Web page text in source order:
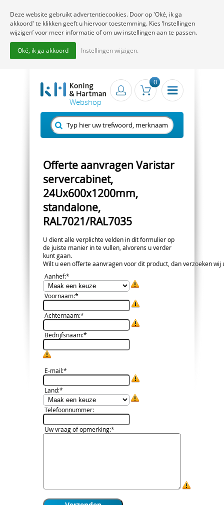
0
Offerte aanvragen Varistar
servercabinet,
24Ux600x1200mm,
standalone,
RAL7021/RAL7035
U dient alle verplichte velden in dit formulier op
de juiste manier in te vullen, alvorens u verder
kunt gaan.
Wilt u een offerte aanvragen voor dit product, dan verzoeken
Aanhef:*
Voornaam:*
Achternaam:*
Bedrijfsnaam:*
E-mail:*
Land:*
Telefoonnummer:
Uw vraag of opmerking:*
Deze website gebruikt advertentiecookies. Door op 'Oké, ik ga
akkoord' te klikken geeft u hiervoor toestemming. Kies ‘Instellingen
wijzigen’ voor meer informatie of om uw instellingen aan te passen.
Oké, ik ga akkoord Instellingen wijzigen.